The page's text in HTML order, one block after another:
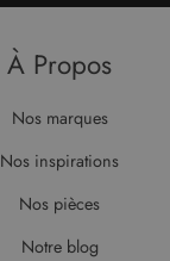
À Propos
Nos marques
Nos inspirations
Nos pièces
Notre blog